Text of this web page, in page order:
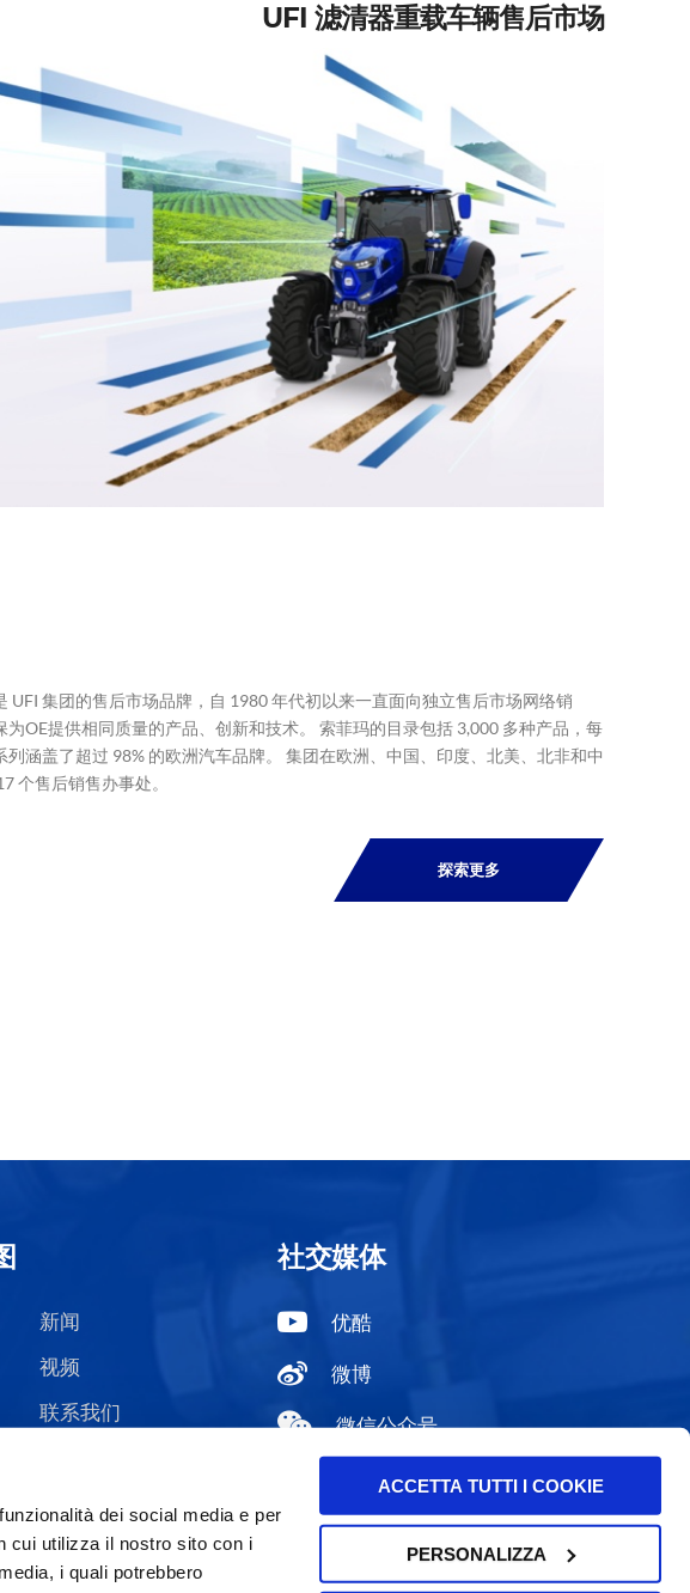
dei social media e per
cui utilizza il nostro sito con i
i quali potrebbero
ACCETTA TUTTI I COOKIE
PERSONALIZZA
UFI 滤清器重载车辆售后市场
UFI 集团的售后市场品牌，自 1980 年代初以来一直面向独立售后市场网络销
为OE提供相同质量的产品、创新和技术。 索菲玛的目录包括 3,000 多种产品，每
列涵盖了超过 98% 的欧洲汽车品牌。 集团在欧洲、中国、印度、北美、北非和中
个售后销售办事处。
探索更多
新闻
视频
联系我们
社交媒体
优酷
微博
微信公众号